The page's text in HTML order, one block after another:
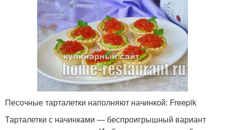
Песочные тарталетки наполняют начинкой: Freepik
Тарталетки с начинками — беспроигрышный вариант